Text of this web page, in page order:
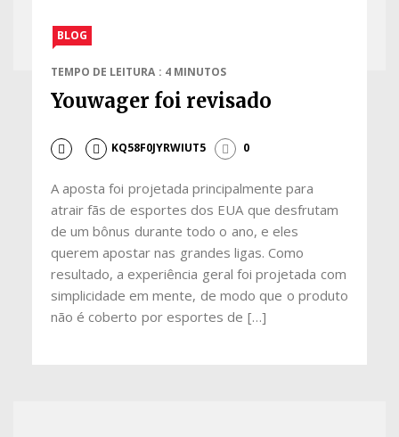
BLOG
TEMPO DE LEITURA : 4 MINUTOS
Youwager foi revisado
KQ58F0JYRWIUT5 0
A aposta foi projetada principalmente para
atrair fãs de esportes dos EUA que desfrutam
de um bônus durante todo o ano, e eles
querem apostar nas grandes ligas. Como
resultado, a experiência geral foi projetada com
simplicidade em mente, de modo que o produto
não é coberto por esportes de […]